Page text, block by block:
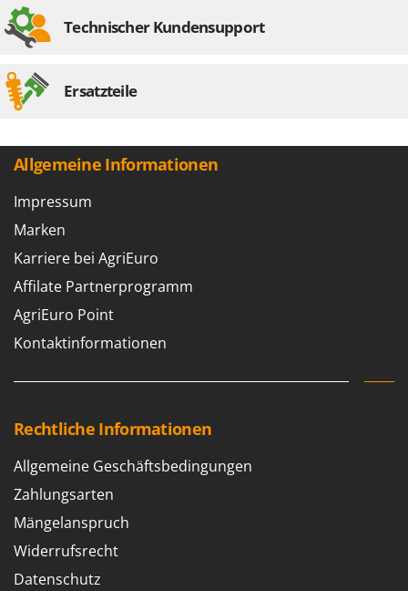
Technischer Kundensupport
Ersatzteile
Allgemeine Informationen
Impressum
Marken
Karriere bei AgriEuro
Affilate Partnerprogramm
AgriEuro Point
Kontaktinformationen
Rechtliche Informationen
Allgemeine Geschäftsbedingungen
Zahlungsarten
Mängelanspruch
Widerrufsrecht
Datenschutz